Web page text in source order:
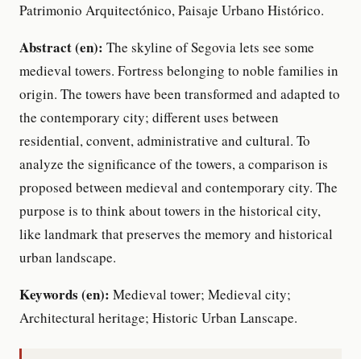
Patrimonio Arquitectónico, Paisaje Urbano Histórico.
Abstract (en): The skyline of Segovia lets see some
medieval towers. Fortress belonging to noble families in
origin. The towers have been transformed and adapted to
the contemporary city; different uses between
residential, convent, administrative and cultural. To
analyze the significance of the towers, a comparison is
proposed between medieval and contemporary city. The
purpose is to think about towers in the historical city,
like landmark that preserves the memory and historical
urban landscape.
Keywords (en): Medieval tower; Medieval city;
Architectural heritage; Historic Urban Lanscape.